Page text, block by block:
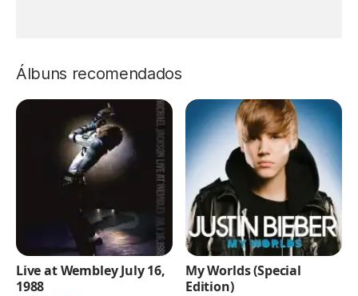
Álbuns recomendados
Live at Wembley July 16,
1988
My Worlds (Special
Edition)